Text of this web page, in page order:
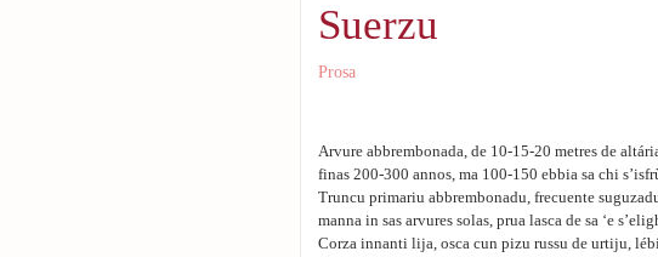
Suerzu
Prosa
Arvure abbrembonada, de 10-15-20 metres de
finas 200-300 annos, ma 100-150 ebbia sa chi
Truncu primariu abbrembonadu, frecuente
manna in sas arvures solas, prua lasca de sa ‘e
Corza innanti lija, osca cun pizu russu de urtiju,